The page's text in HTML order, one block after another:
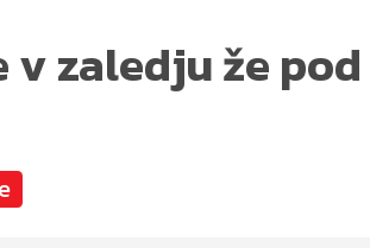
zaledju že pod